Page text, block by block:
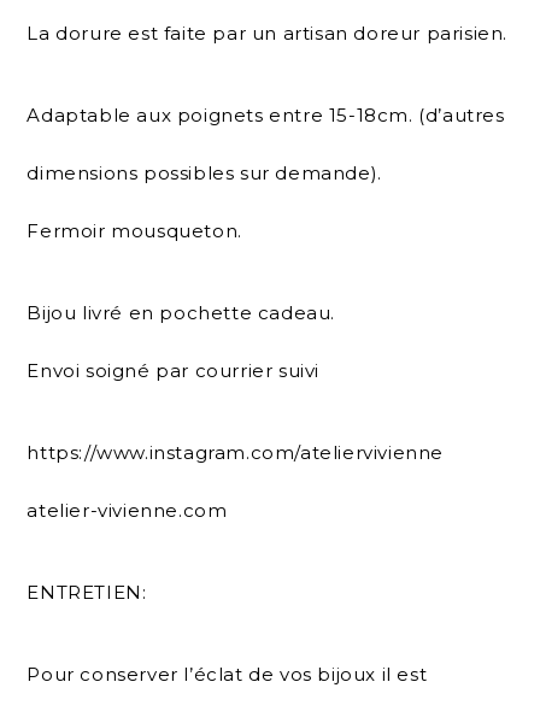
La dorure est faite par un artisan doreur parisien.
Adaptable aux poignets entre 15-18cm. (d’autres
dimensions possibles sur demande).
Fermoir mousqueton.
Bijou livré en pochette cadeau.
Envoi soigné par courrier suivi
https://www.instagram.com/ateliervivienne
atelier-vivienne.com
ENTRETIEN:
Pour conserver l’éclat de vos bijoux il est